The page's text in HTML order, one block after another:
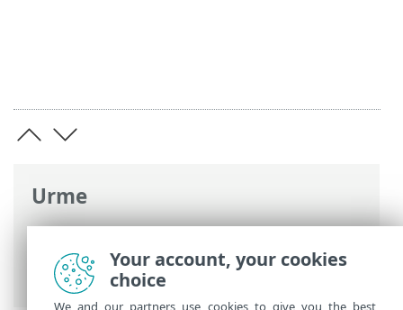
Urme
Ajutor online ESET>ESET NOD32
Antivirus
>Setări avansate> Setări de
confidențialitate
Your account, your cookies
choice
We and our partners use cookies to give you the best